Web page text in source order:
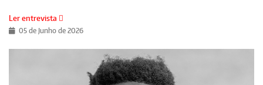
Ler entrevista
05 de Junho de 2026